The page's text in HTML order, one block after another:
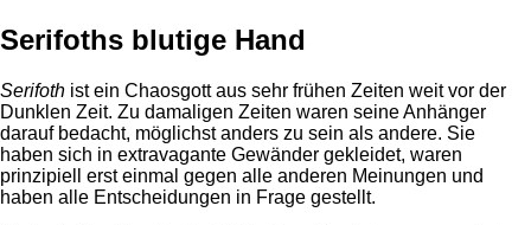
Serifoths blutige Hand
Serifoth ist ein Chaosgott aus sehr frühen Zeiten weit vor der
Dunklen Zeit. Zu damaligen Zeiten waren seine Anhänger
darauf bedacht, möglichst anders zu sein als andere. Sie
haben sich in extravagante Gewänder gekleidet, waren
prinzipiell erst einmal gegen alle anderen Meinungen und
haben alle Entscheidungen in Frage gestellt.